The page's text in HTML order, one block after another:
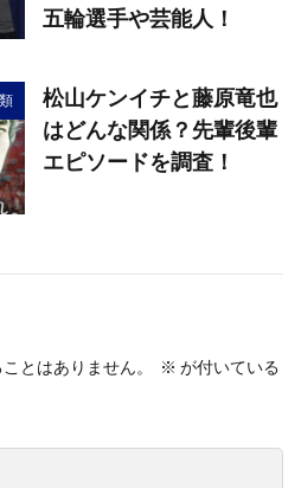
五輪選手や芸能人！
松山ケンイチと藤原竜也
はどんな関係？先輩後輩
エピソードを調査！
とはありません。 ※ が付いている